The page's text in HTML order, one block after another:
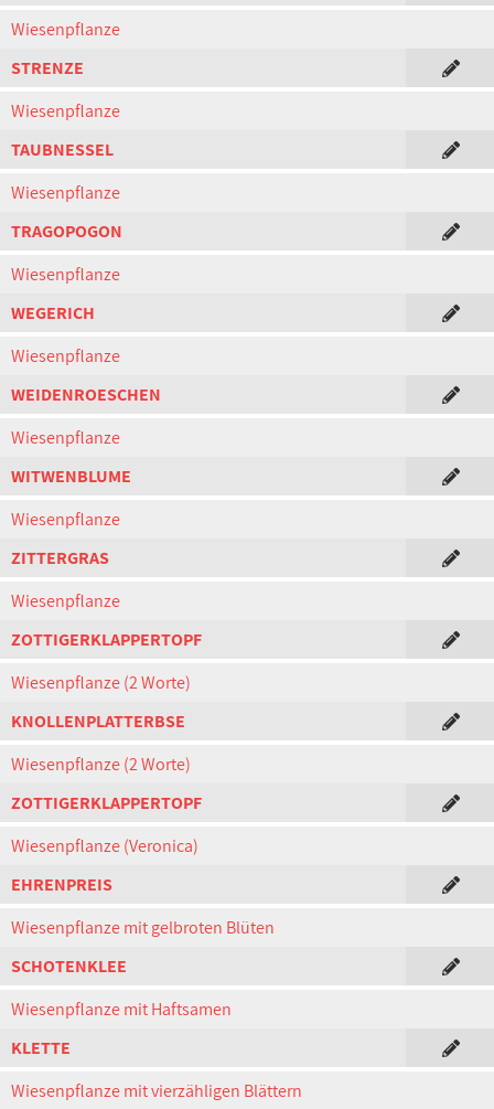
Wiesenpflanze
STRENZE
Wiesenpflanze
TAUBNESSEL
Wiesenpflanze
TRAGOPOGON
Wiesenpflanze
WEGERICH
Wiesenpflanze
WEIDENROESCHEN
Wiesenpflanze
WITWENBLUME
Wiesenpflanze
ZITTERGRAS
Wiesenpflanze
ZOTTIGERKLAPPERTOPF
Wiesenpflanze (2 Worte)
KNOLLENPLATTERBSE
Wiesenpflanze (2 Worte)
ZOTTIGERKLAPPERTOPF
Wiesenpflanze (Veronica)
EHRENPREIS
Wiesenpflanze mit gelbroten Blüten
SCHOTENKLEE
Wiesenpflanze mit Haftsamen
KLETTE
Wiesenpflanze mit vierzähligen Blättern